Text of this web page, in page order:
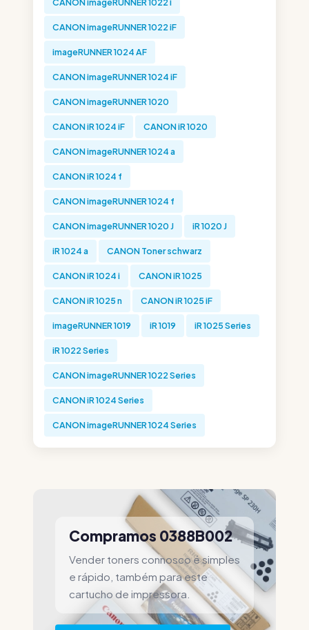
CANON imageRUNNER 1022 iF
imageRUNNER 1024 AF
CANON imageRUNNER 1024 iF
CANON imageRUNNER 1020
CANON iR 1024 iF CANON iR 1020
CANON imageRUNNER 1024 a
CANON iR 1024 f
CANON imageRUNNER 1024 f
CANON imageRUNNER 1020 J iR 1020 J
iR 1024 a CANON Toner schwarz
CANON iR 1024 i CANON iR 1025
CANON iR 1025 n CANON iR 1025 iF
imageRUNNER 1019 iR 1019 iR 1025 Series
iR 1022 Series
CANON imageRUNNER 1022 Series
CANON iR 1024 Series
CANON imageRUNNER 1024 Series
Compramos 0388B002
Vender toners connosco é simples
e rápido, também para este
cartucho de impressora.